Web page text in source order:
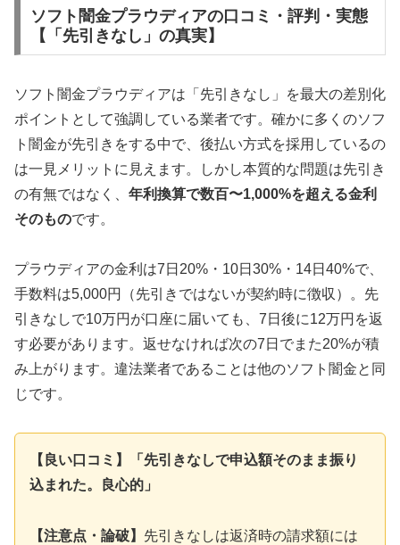
ソフト闇金プラウディアの口コミ・評判・実態
【「先引きなし」の真実】
ソフト闇金プラウディアは「先引きなし」を最大の差別化
ポイントとして強調している業者です。確かに多くのソフ
ト闇金が先引きをする中で、後払い方式を採用しているの
は一見メリットに見えます。しかし本質的な問題は先引き
の有無ではなく、 年利換算で数百〜1,000%を超える金利
そのものです。
プラウディアの金利は7日20%・10日30%・14日40%で、
手数料は5,000円（先引きではないが契約時に徴収）。先
引きなしで10万円が口座に届いても、7日後に12万円を返
す必要があります。返せなければ次の7日でまた20%が積
み上がります。違法業者であることは他のソフト闇金と同
じです。
【良い口コミ】「先引きなしで申込額そのまま振り
込まれた。良心的」
【注意点・論破】 先引きなしは返済時の請求額には